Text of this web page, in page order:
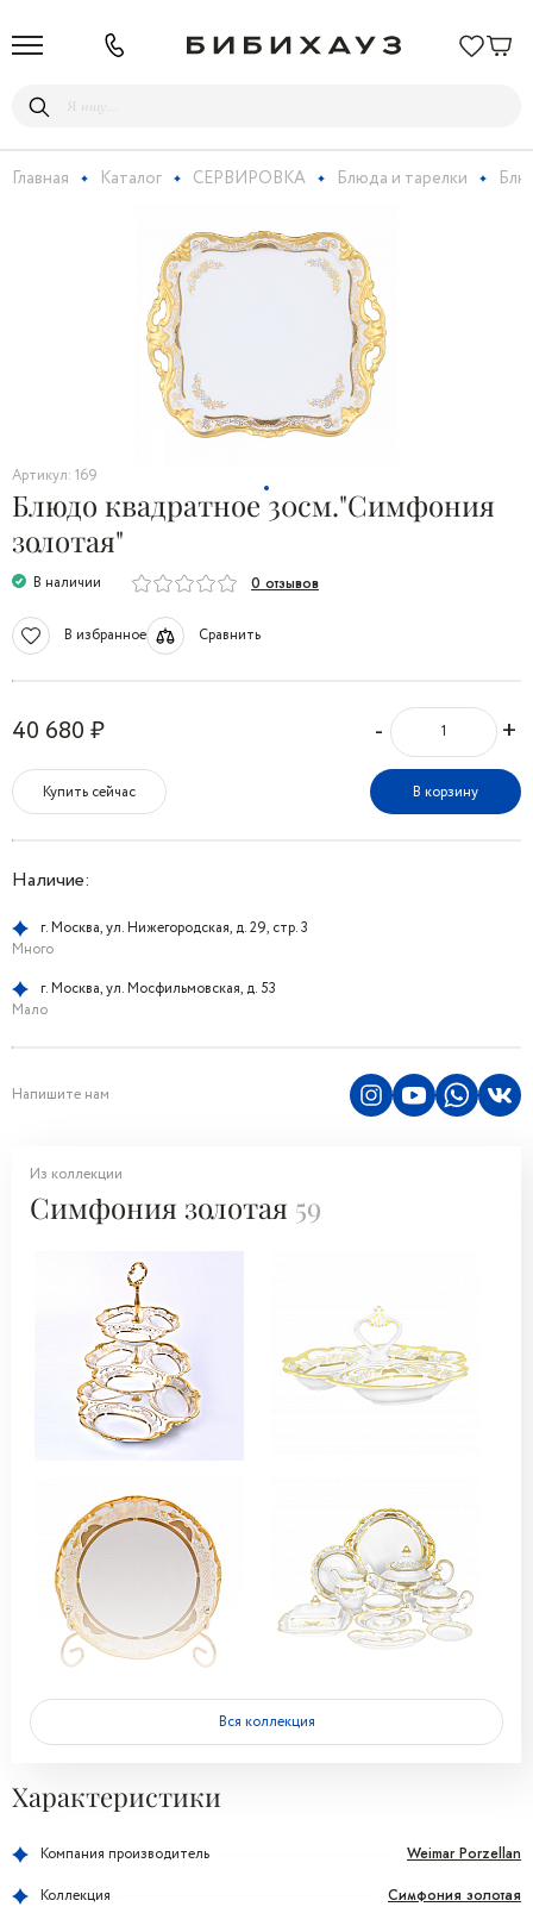
Главная Каталог СЕРВИРОВКА Блюда и тарелки
Артикул: 169
Блюдо квадратное 30см."Симфония
золотая"
В наличии 0 отзывов
В избранное Сравнить
40 680 ₽ - +
Купить сейчас В корзину
Наличие:
г. Москва, ул. Нижегородская, д. 29, стр. 3
Много
г. Москва, ул. Мосфильмовская, д. 53
Мало
Напишите нам
Из коллекции
Симфония золотая 59
Вся коллекция
Характеристики
Компания производитель Weimar Porzellan
Коллекция Симфония золотая